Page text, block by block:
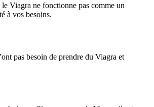
le Viagra ne fonctionne pas comme un
à vos besoins.
pas besoin de prendre du Viagra et